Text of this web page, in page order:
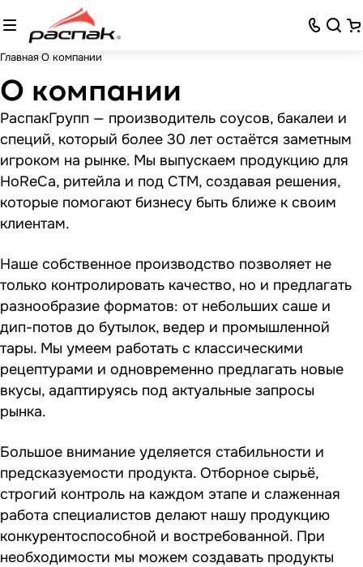
Главная О компании
О компании
РаспакГрупп — производитель соусов, бакалеи и
специй, который более 30 лет остаётся заметным
игроком на рынке. Мы выпускаем продукцию для
HoReCa, ритейла и под СТМ, создавая решения,
которые помогают бизнесу быть ближе к своим
клиентам.
Наше собственное производство позволяет не
только контролировать качество, но и предлагать
разнообразие форматов: от небольших саше и
дип-потов до бутылок, ведер и промышленной
тары. Мы умеем работать с классическими
рецептурами и одновременно предлагать новые
вкусы, адаптируясь под актуальные запросы
рынка.
Большое внимание уделяется стабильности и
предсказуемости продукта. Отборное сырьё,
строгий контроль на каждом этапе и слаженная
работа специалистов делают нашу продукцию
конкурентоспособной и востребованной. При
необходимости мы можем создавать продукты